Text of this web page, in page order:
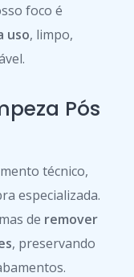
foco é
uso, limpo,
Pós
técnico,
especializada.
de remover
, preservando